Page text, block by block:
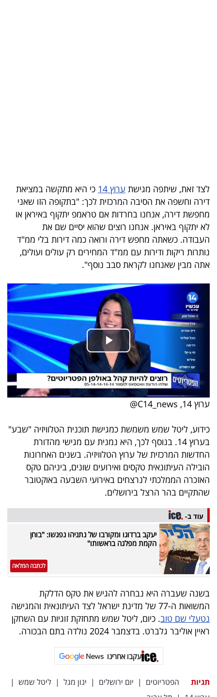
הכלכלי
פודקאסט
40
UNDER
40
שיתופי
פעולה
דרושים
ניוזלטרים
מייל
אדום
פרסמו
באייס
עקבו
אחרינו:
לצד זאת, שיתפה מגישת ערוץ 14
כי היא מתקשה במציאת
דירה וחשפה את הסיבה המרכזית לכך: "בתקופה הזו שאני
מחפשת דירה, אנחנו בחרדות אם טראמפ יתקוף באיראן או
לא יתקוף באיראן. אנחנו רוצים שהוא יסיים שם את
העבודה. כשאתה מחפש דירה ורואה כמה דירות בלי ממ"ד
נותרות ריקות ודירות עם ממ"ד המחירים רק עולים ועולים,
אתה מבין שאנחנו לקראת סבב נוסף".
ערוץ 14, C14_news@
כידוע, ליטל שמש משמשת כמגישת תוכנית הטלוויזיה "שבע"
בערוץ 14. בנוסף לכך, היא נמנית עם מגישי מהדורת
החדשות המרכזית של ערוץ הטלוויזיה. בשנים האחרונות
הובילה העיתונאית טקסים ואירועים שונים, ביניהם טקס
האזכרה הממלכתי לנרצחים באירועי השבעה באוקטובר
שהתקיים בהר הרצל בירושלים.
עוד ב-
יעקב ברדוגו ומקורבו של נתניהו נפגשו: "בוחן
הקמת מפלגה בראשותו"
לכתבה המלאה
בשנה שעברה היא נבחרה להגיש את טקס הדלקת
המשואות ה-77 של מדינת ישראל לצד העיתונאית והמגישה
נטעלי שם טוב. כיום, ליטל שמש מתחזקת זוגיות עם השחקן
ראיין אוליבר גלברט. בדצמבר 2024 נולדה בתם הבכורה.
עקבו אחרינו
תגיות הפטריוטים | יום ירושלים | ינון מגל | ליטל שמש |